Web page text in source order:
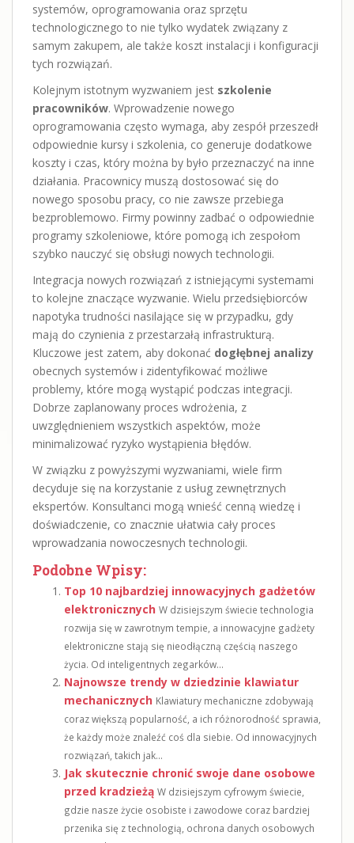
systemów, oprogramowania oraz sprzętu
technologicznego to nie tylko wydatek związany z
samym zakupem, ale także koszt instalacji i konfiguracji
tych rozwiązań.
Kolejnym istotnym wyzwaniem jest szkolenie
pracowników. Wprowadzenie nowego
oprogramowania często wymaga, aby zespół przeszedł
odpowiednie kursy i szkolenia, co generuje dodatkowe
koszty i czas, który można by było przeznaczyć na inne
działania. Pracownicy muszą dostosować się do
nowego sposobu pracy, co nie zawsze przebiega
bezproblemowo. Firmy powinny zadbać o odpowiednie
programy szkoleniowe, które pomogą ich zespołom
szybko nauczyć się obsługi nowych technologii.
Integracja nowych rozwiązań z istniejącymi systemami
to kolejne znaczące wyzwanie. Wielu przedsiębiorców
napotyka trudności nasilające się w przypadku, gdy
mają do czynienia z przestarzałą infrastrukturą.
Kluczowe jest zatem, aby dokonać dogłębnej analizy
obecnych systemów i zidentyfikować możliwe
problemy, które mogą wystąpić podczas integracji.
Dobrze zaplanowany proces wdrożenia, z
uwzględnieniem wszystkich aspektów, może
minimalizować ryzyko wystąpienia błędów.
W związku z powyższymi wyzwaniami, wiele firm
decyduje się na korzystanie z usług zewnętrznych
ekspertów. Konsultanci mogą wnieść cenną wiedzę i
doświadczenie, co znacznie ułatwia cały proces
wprowadzania nowoczesnych technologii.
Podobne Wpisy:
Top 10 najbardziej innowacyjnych gadżetów
elektronicznych W dzisiejszym świecie technologia
rozwija się w zawrotnym tempie, a innowacyjne gadżety
elektroniczne stają się nieodłączną częścią naszego
życia. Od inteligentnych zegarków...
Najnowsze trendy w dziedzinie klawiatur
mechanicznych Klawiatury mechaniczne zdobywają
coraz większą popularność, a ich różnorodność sprawia,
że każdy może znaleźć coś dla siebie. Od innowacyjnych
rozwiązań, takich jak...
Jak skutecznie chronić swoje dane osobowe
przed kradzieżą W dzisiejszym cyfrowym świecie,
gdzie nasze życie osobiste i zawodowe coraz bardziej
przenika się z technologią, ochrona danych osobowych